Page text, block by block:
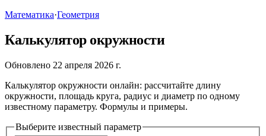
Математика·Геометрия
Калькулятор окружности
Обновлено 22 апреля 2026 г.
Калькулятор окружности онлайн: рассчитайте длину
окружности, площадь круга, радиус и диаметр по одному
известному параметру. Формулы и примеры.
Выберите известный параметр